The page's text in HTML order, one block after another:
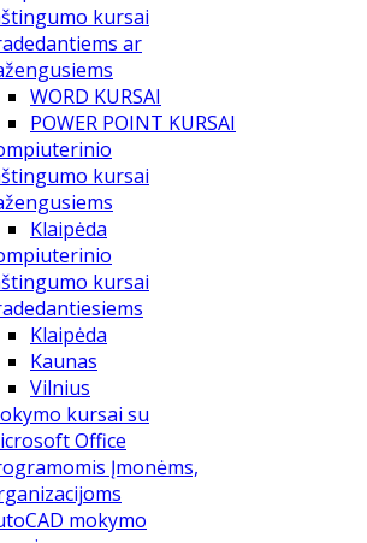
kursai
ar
WORD KURSAI
POWER POINT KURSAI
kursai
Klaipėda
kursai
Klaipėda
Kaunas
Vilnius
kursai su
Office
Įmonėms,
mokymo